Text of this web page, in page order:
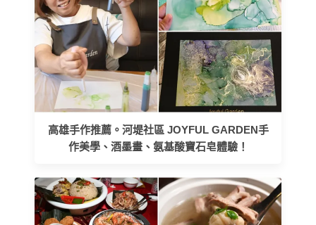
高雄手作推薦。河堤社區 JOYFUL GARDEN手
作美學、酒墨畫、氨基酸寶石皂體驗！